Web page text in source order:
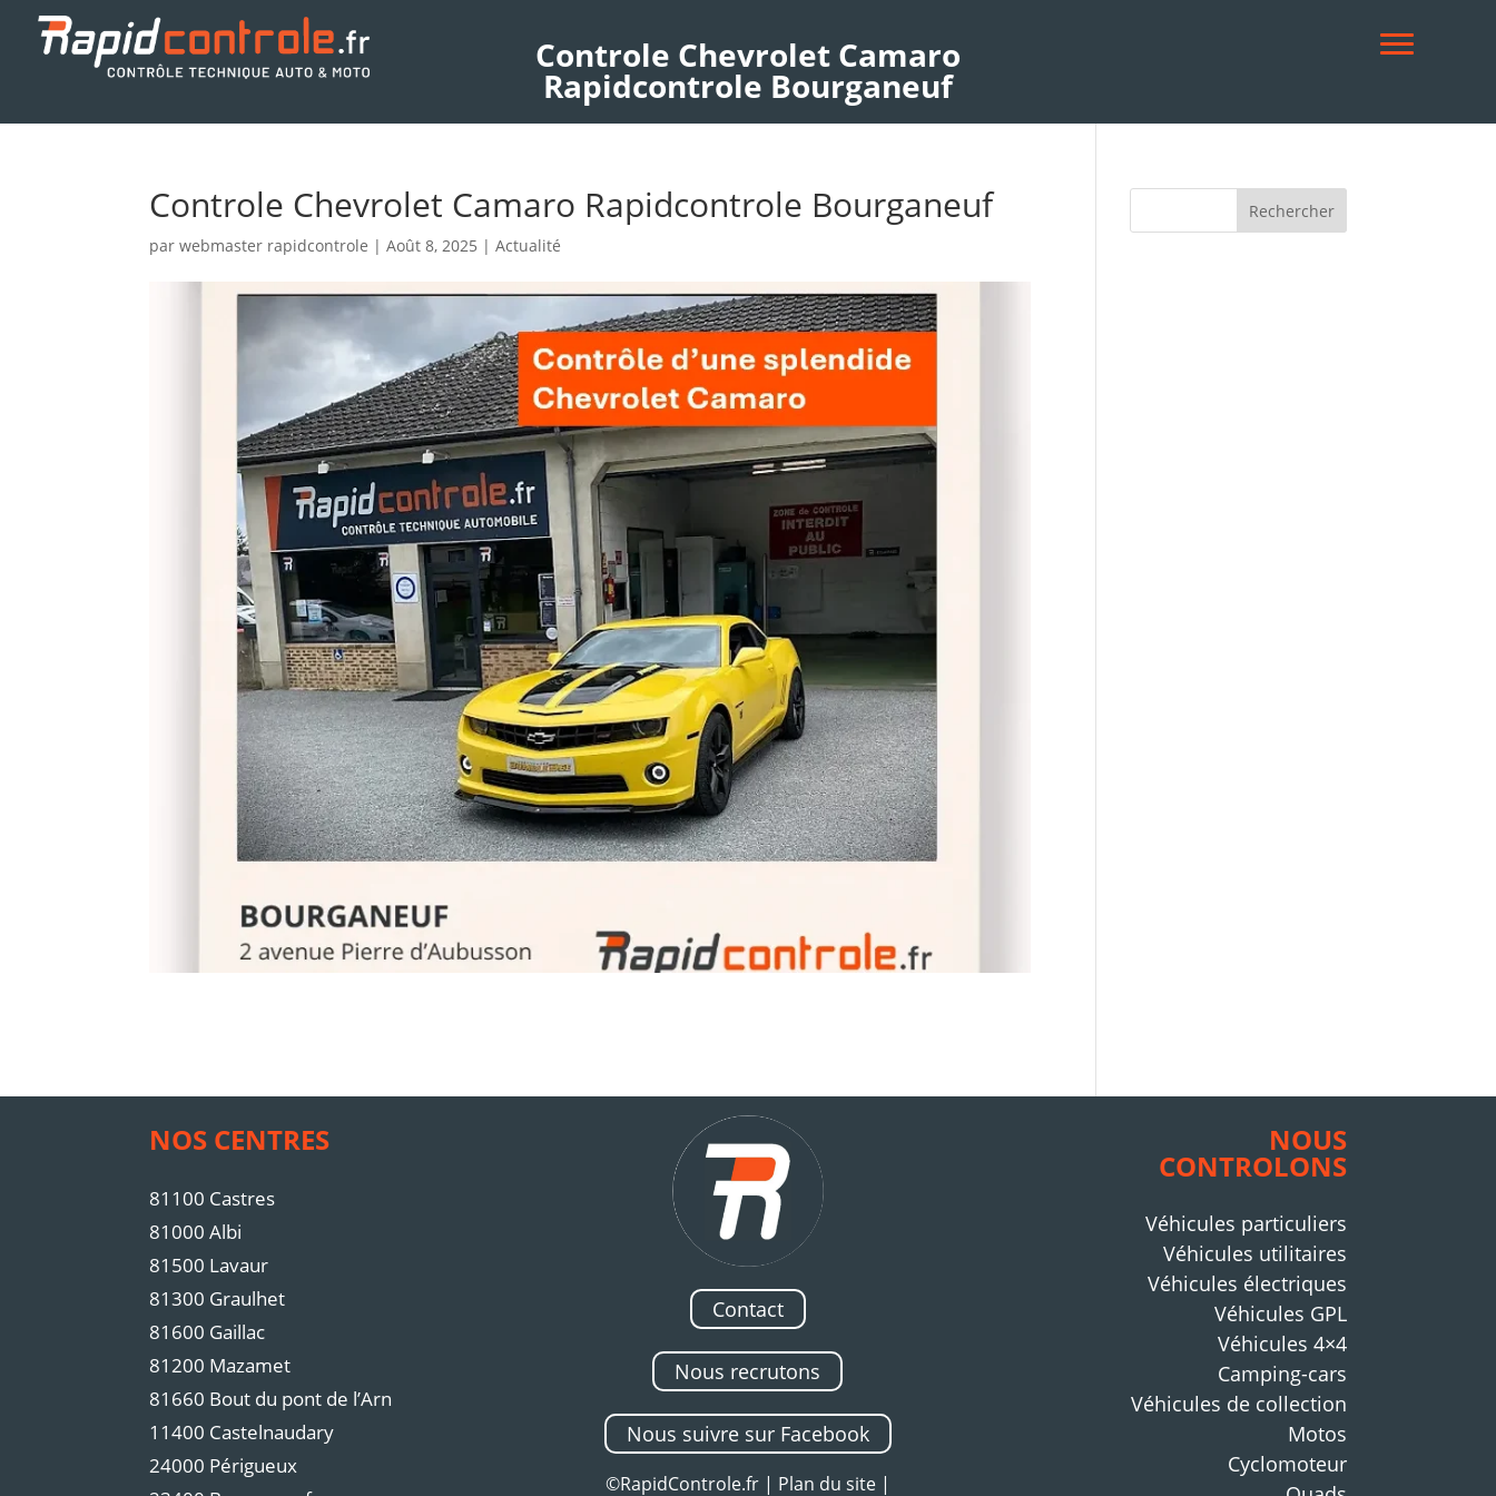
Controle Chevrolet Camaro
Rapidcontrole Bourganeuf
ACCUEIL
Controle Chevrolet Camaro Rapidcontrole Bourganeuf
parwebmaster rapidcontrole |Août 8, 2025 |Actualité
Rechercher
NOS CENTRES
81100 Castres
81000 Albi
81500 Lavaur
81300 Graulhet
81600 Gaillac
81200 Mazamet
81660 Bout du pont de l’Arn
11400 Castelnaudary
24000 Périgueux
Contact
Nous recrutons
Nous suivre sur Facebook
©RapidControle.fr | Plan du site|
NOUS
CONTROLONS
Véhicules particuliers
Véhicules utilitaires
Véhicules électriques
Véhicules GPL
Véhicules 4×4
Camping-cars
Véhicules de collection
Motos
Cyclomoteur